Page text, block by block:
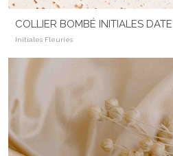
COLLIER BOMBÉ INITIALES DATE
Initiales Fleuries